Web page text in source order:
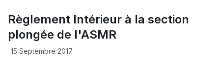
Règlement Intérieur à la section
plongée de l'ASMR
15 Septembre 2017